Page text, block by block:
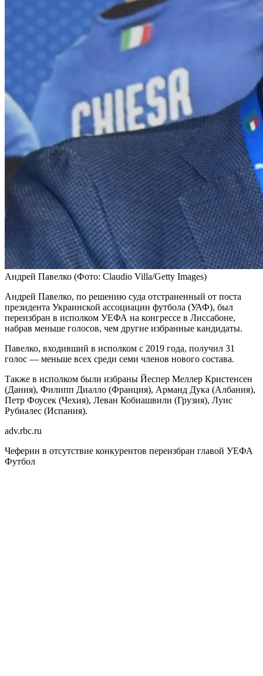
Андрей Павелко (Фото: Claudio Villa/Getty Images)
Андрей Павелко, по решению суда отстраненный от поста
президента Украинской ассоциации футбола (УАФ), был
переизбран в исполком УЕФА на конгрессе в Лиссабоне,
набрав меньше голосов, чем другие избранные кандидаты.
Павелко, входивший в исполком с 2019 года, получил 31
голос — меньше всех среди семи членов нового состава.
Также в исполком были избраны Йеспер Меллер Кристенсен
(Дания), Филипп Диалло (Франция), Арманд Дука (Албания),
Петр Фоусек (Чехия), Леван Кобиашвили (Грузия), Луис
Рубиалес (Испания).
adv.rbc.ru
Чеферин в отсутствие конкурентов переизбран главой УЕФА
Футбол